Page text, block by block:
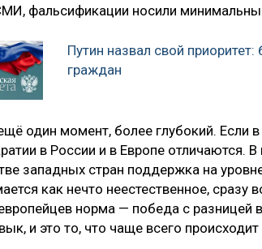
фальсификации носили
Путин назвал свой приоритет:
граждан
один момент, более глубокий. Если
в России и в Европе отличаются.
западных стран поддержка на
как нечто неестественное,
норма — победа с разницей
и это то, что чаще всего происходит